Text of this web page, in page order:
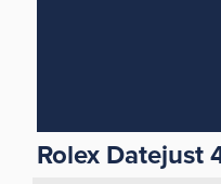
Rolex Datejust